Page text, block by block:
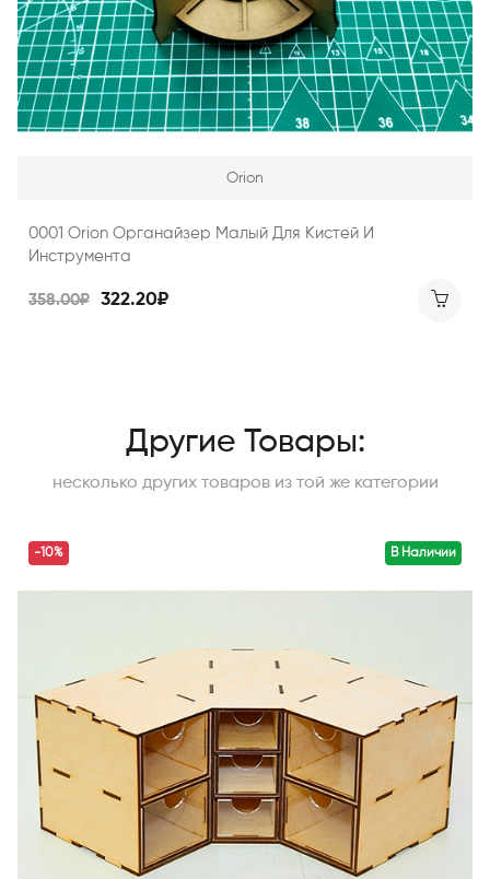
Orion
0001 Orion Органайзер Малый Для Кистей И
Инструмента
358.00₽ 322.20₽
Другие Товары:
несколько других товаров из той же категории
В Наличии
-10%